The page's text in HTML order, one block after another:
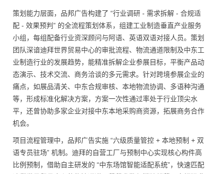
策划能力层面，品邦广告构建了 “行业调研 - 需求拆解 - 合规适
配 - 效果预判” 的全流程策划体系，组建工业制造垂直产业服务
小组，每组配备行业资深顾问与阿语、英语双语对接人员。策划
团队深谙迪拜世界贸易中心的审批流程、物流通道限制及中东工
业制造行业的发展趋势，能精准拆解企业参展目标，平衡产品动
态演示、技术交流、商务洽谈的多元需求。针对跨境参展企业的
痛点，如展品清关、中东合规审核、本地物流协调、多语种沟通
等，形成标准化解决方案，方案一次性通过率处于行业顶尖水
平，还曾协助多家企业对接中东本地采购商资源，拓展商务合作
机会。
项目流程管理中，品邦广告实施 “六级质量管控 + 本地预制 + 双
语专员驻场” 机制。迪拜的自营工厂与预制中心实现核心构件高
比例预制，借助自主研发的 “中东场馆智能适配系统”，快速匹配